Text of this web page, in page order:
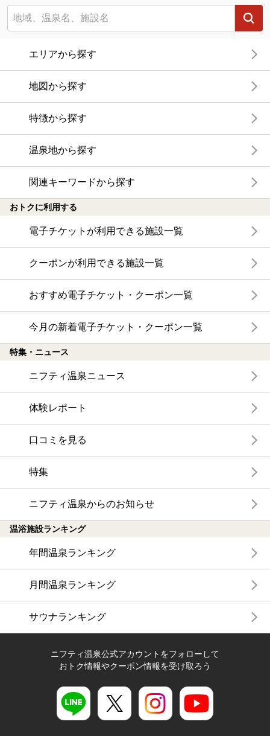
エリアから探す
地図から探す
特徴から探す
温泉地から探す
関連キーワードから探す
おトクに利用する
電子チケットが利用できる施設一覧
クーポンが利用できる施設一覧
おすすめ電子チケット・クーポン一覧
今月の新着電子チケット・クーポン一覧
特集・ニュース
ニフティ温泉ニュース
体験レポート
口コミを見る
特集
ニフティ温泉からのお知らせ
温浴施設ランキング
年間温泉ランキング
月間温泉ランキング
サウナランキング
ニフティ温泉公式アカウントをフォローして
おトク情報やクーポン情報を受け取ろう